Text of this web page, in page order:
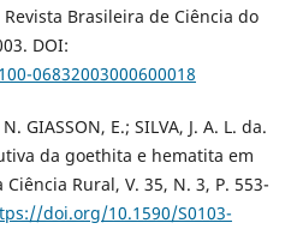
Brasileira de Ciência do
DOI:
06832003000600018
GIASSON, E.; SILVA, J. A. L. da.
da goethita e hematita em
Rural, V. 35, N. 3, P. 553-
doi.org/10.1590/S0103-